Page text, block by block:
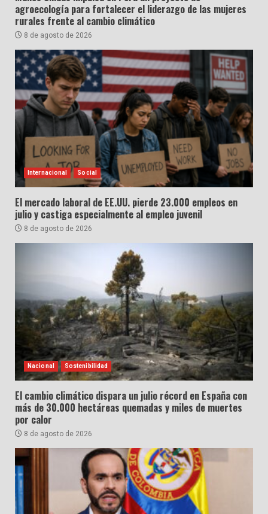
agroecología para fortalecer el liderazgo de las mujeres
rurales frente al cambio climático
8 de agosto de 2026
Internacional Social
El mercado laboral de EE.UU. pierde 23.000 empleos en
julio y castiga especialmente al empleo juvenil
8 de agosto de 2026
Nacional Sostenibilidad
El cambio climático dispara un julio récord en España con
más de 30.000 hectáreas quemadas y miles de muertes
por calor
8 de agosto de 2026